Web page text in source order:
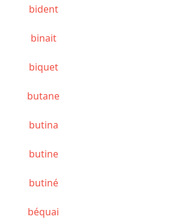
bident
binait
biquet
butane
butina
butine
butiné
béquai